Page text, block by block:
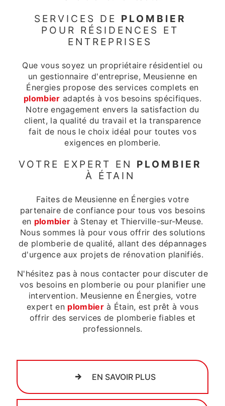
SERVICES DE PLOMBIER
POUR RÉSIDENCES ET
ENTREPRISES
Que vous soyez un propriétaire résidentiel ou
un gestionnaire d'entreprise, Meusienne en
Énergies propose des services complets en
plombier adaptés à vos besoins spécifiques.
Notre engagement envers la satisfaction du
client, la qualité du travail et la transparence
fait de nous le choix idéal pour toutes vos
exigences en plomberie.
VOTRE EXPERT EN PLOMBIER
À ÉTAIN
Faites de Meusienne en Énergies votre
partenaire de confiance pour tous vos besoins
en plombier à Stenay et Thierville-sur-Meuse.
Nous sommes là pour vous offrir des solutions
de plomberie de qualité, allant des dépannages
d'urgence aux projets de rénovation planifiés.
N'hésitez pas à nous contacter pour discuter de
vos besoins en plomberie ou pour planifier une
intervention. Meusienne en Énergies, votre
expert en plombierà Étain, est prêt à vous
offrir des services de plomberie fiables et
professionnels.
EN SAVOIR PLUS